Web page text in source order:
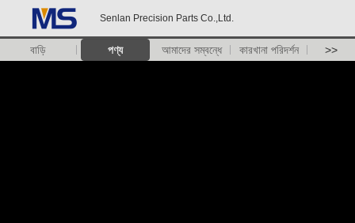
Senlan Precision Parts Co.,Ltd.
বাড়ি পণ্য আমাদের সম্বন্ধে কারখানা পরিদর্শন >>